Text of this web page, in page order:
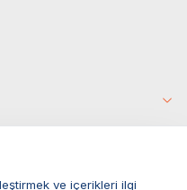
ve içerikleri ilgi